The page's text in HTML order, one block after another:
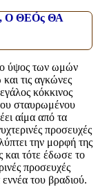
ΘΕÓς ΘΑ
ύψος των ωμών
τις αγκώνες
κόκκινος
σταυρωμένου
αίμα από τα
προσευχές
την μορφή της
και τότε έδωσε το
προσευχές
του βραδιού.